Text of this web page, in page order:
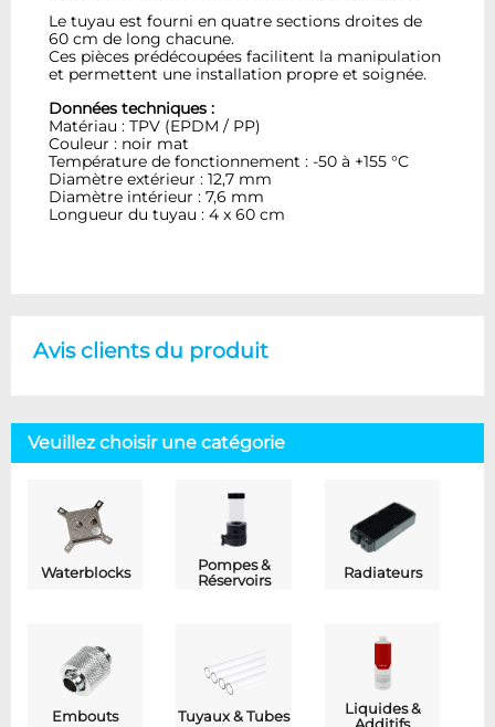
Le tuyau est fourni en quatre sections droites de
60 cm de long chacune.
Ces pièces prédécoupées facilitent la manipulation
et permettent une installation propre et soignée.
Données techniques :
Matériau : TPV (EPDM / PP)
Couleur : noir mat
Température de fonctionnement : -50 à +155 °C
Diamètre extérieur : 12,7 mm
Diamètre intérieur : 7,6 mm
Longueur du tuyau : 4 x 60 cm
Avis clients du produit
Veuillez choisir une catégorie
Waterblocks
Pompes &
Réservoirs
Radiateurs
Embouts Tuyaux & Tubes
Liquides &